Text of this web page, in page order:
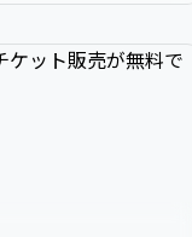
3 1 2